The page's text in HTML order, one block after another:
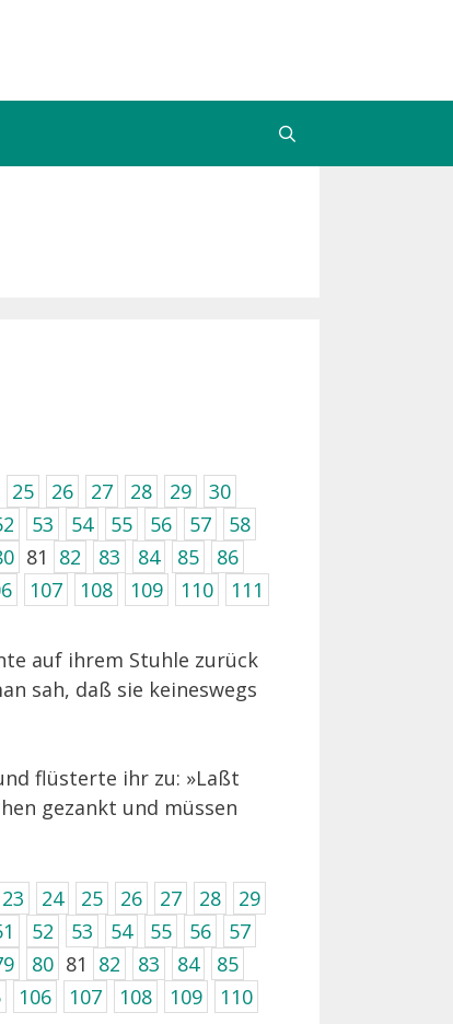
25 26 27 28 29
30
53 54 55 56 57
58
81 82 83 84 85
86
107 108 109 110 111
auf ihrem Stuhle zurück
sah, daß sie keineswegs
flüsterte ihr zu: »Laßt
gezankt und müssen
23 24 25 26 27 28
29
52 53 54 55 56
57
80 81 82 83 84
85
106 107 108 109
110